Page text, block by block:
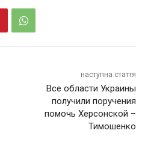
наступна стаття
Все области Украины
получили поручения
помочь Херсонской –
Тимошенко